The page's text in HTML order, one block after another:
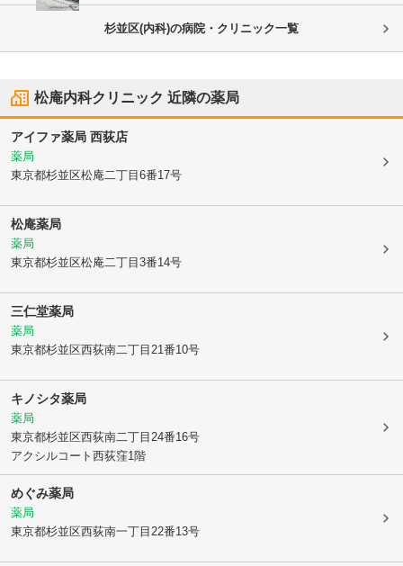
杉並区(内科)の病院・クリニック一覧
松庵内科クリニック 近隣の薬局
アイファ薬局 西荻店
薬局
東京都杉並区松庵二丁目6番17号
松庵薬局
薬局
東京都杉並区松庵二丁目3番14号
三仁堂薬局
薬局
東京都杉並区西荻南二丁目21番10号
キノシタ薬局
薬局
東京都杉並区西荻南二丁目24番16号
アクシルコート西荻窪1階
めぐみ薬局
薬局
東京都杉並区西荻南一丁目22番13号